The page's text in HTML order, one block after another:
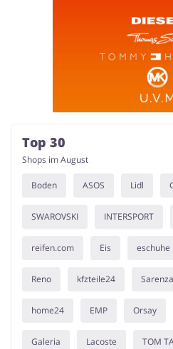
Top 30
Shops im August
Boden ASOS Lidl
SWAROVSKI INTERSPORT
reifen.com Eis eschuhe
Reno kfzteile24 Sarenza
home24 EMP Orsay
Galeria Lacoste TOM